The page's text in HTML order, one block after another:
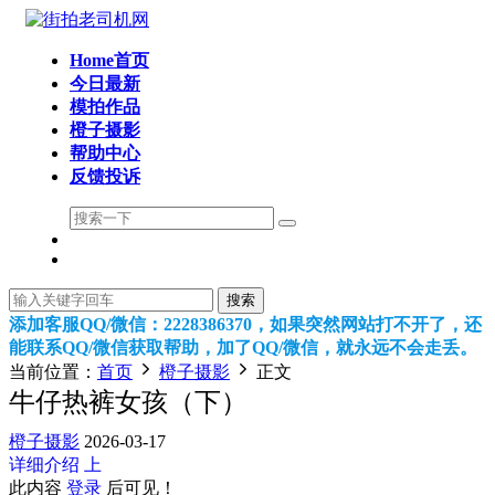
Home首页
今日最新
模拍作品
橙子摄影
帮助中心
反馈投诉
搜索
添加客服QQ/微信：2228386370，如果突然网站打不开了，还
能联系QQ/微信获取帮助，加了QQ/微信，就永远不会走丢。
当前位置： 首页 橙子摄影 正文
牛仔热裤女孩（下）
橙子摄影 2026-03-17
详细介绍
上
此内容 登录 后可见！